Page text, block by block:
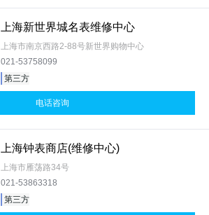
上海新世界城名表维修中心
上海市南京西路2-88号新世界购物中心
021-53758099
第三方
电话咨询
上海钟表商店(维修中心)
上海市雁荡路34号
021-53863318
第三方